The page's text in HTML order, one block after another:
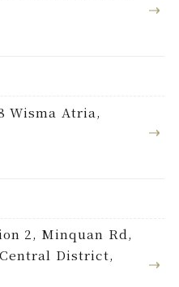
Wisma Atria,
2, Minquan Rd,
District,